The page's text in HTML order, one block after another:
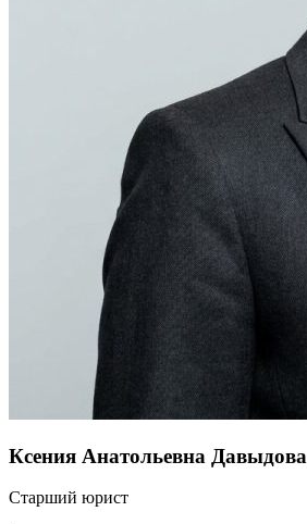
Ксения Анатольевна Давыдова
Старший юрист